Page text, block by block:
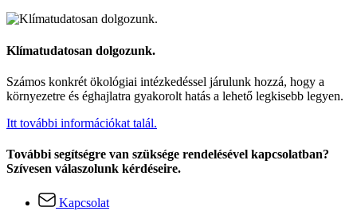
Klímatudatosan dolgozunk.
Számos konkrét ökológiai intézkedéssel járulunk hozzá, hogy a
környezetre és éghajlatra gyakorolt hatás a lehető legkisebb legyen.
Itt további információkat talál.
További segítségre van szüksége rendelésével kapcsolatban?
Szívesen válaszolunk kérdéseire.
Kapcsolat